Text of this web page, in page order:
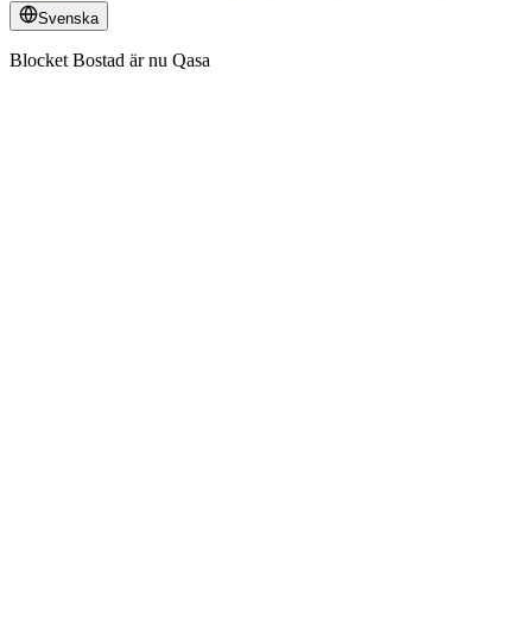
Svenska
Blocket Bostad är nu Qasa